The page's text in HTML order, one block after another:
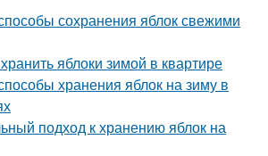
сохранения яблок свежими
яблоки зимой в квартире
хранения яблок на зиму в
подход к хранению яблок на